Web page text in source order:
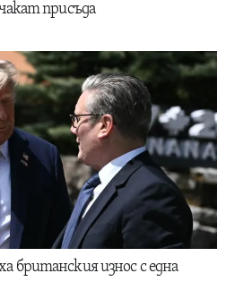
присъда
британския износ с една